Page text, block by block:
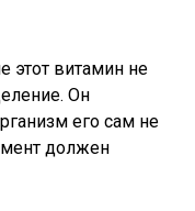
этот витамин не
Он
его сам не
должен